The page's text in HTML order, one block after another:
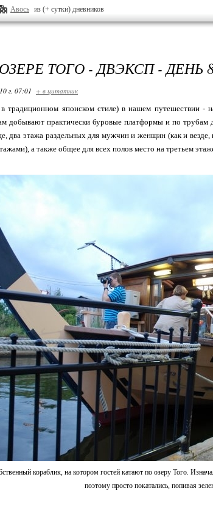
Авось из (+ сутки) дневников
ТОГО - ДВЭКСП - ДЕНЬ
г. 07:01 + в цитатник
традиционном японском стиле) в нашем путешествии -
добывают практически буровые платформы и по трубам
два этажа раздельных для мужчин и женщин (как и
а также общее для всех полов место на третьем
кораблик, на котором гостей катают по озеру Того.
поэтому просто покатались, попивая